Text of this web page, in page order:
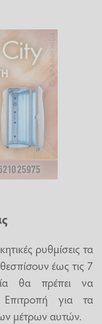
ρυθμίσεις τα
έως τις 7
θα πρέπει να
για τα
μέτρων αυτών.